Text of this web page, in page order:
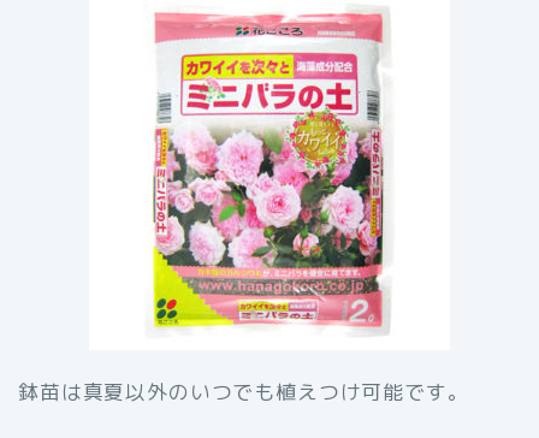
鉢苗は真夏以外のいつでも植えつけ可能です。